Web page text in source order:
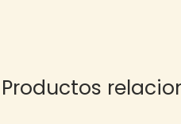
Productos